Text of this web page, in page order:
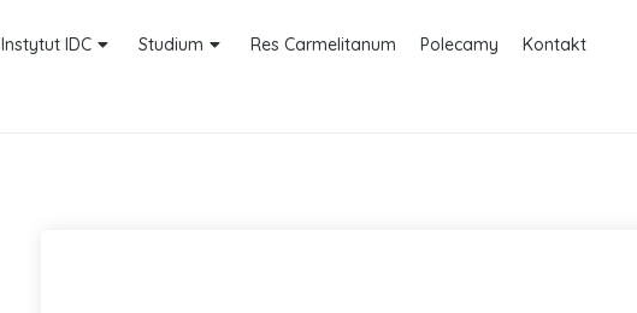
Instytut IDC Studium Res Carmelitanum Polecamy
Kontakt